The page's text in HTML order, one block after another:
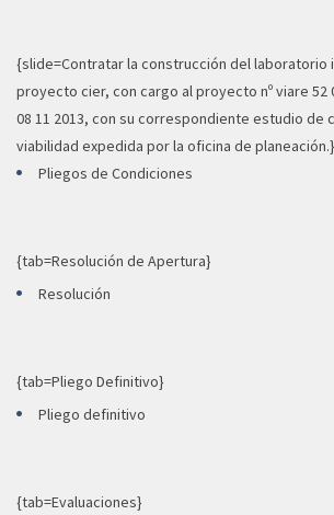
{slide=Contratar la construcción del laboratorio
proyecto cier, con cargo al proyecto nº viare 52
08 11 2013, con su correspondiente estudio de
viabilidad expedida por la oficina de
Pliegos de Condiciones
{tab=Resolución de Apertura}
Resolución
{tab=Pliego Definitivo}
Pliego definitivo
{tab=Evaluaciones}